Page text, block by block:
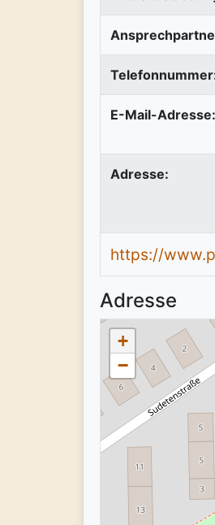
E-Mail-Adresse:
Adresse:
https://
Adresse
+
−